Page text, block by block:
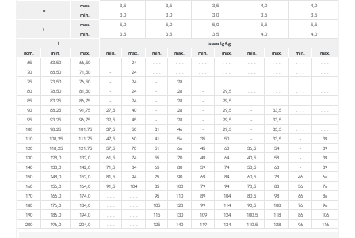
n
max. 3,5 3,5 3,5 4,0
4,0
min.
3,0 3,0 3,0 3,5
3,5
t
max. 5,0 5,0 5,0 5,5
5,5
min.
3,5 3,5 3,5 4,0
4,0
l
ls and lg f,g
nom.
min. max. min. max. min. max. min. max. min. max. min.
max.
65
63,50 66,50 - 24 . . . . . . . . . . . . . . . . . . . . .
. . .
70
68,50 71,50 - 24 . . . . . . . . . . . . . . . . . . . . .
. . .
75
73,50 76,50 - 24 - 28 . . . . . . . . . . . . . . .
. . .
80
78,50 81,50 - 24 - 28 - 29,5 . . . . . . . . .
. . .
85
83,25 86,75 - 24 - 28 - 29,5 . . . . . . . . .
. . .
90
88,25 91,75 27,5 40 - 28 - 29,5 - 33,5 . . .
. . .
95
93,25 96,75 32,5 45 - 28 - 29,5 - 33,5 . . .
. . .
100
98,25 101,75 37,5 50 31 46 - 29,5 - 33,5 . . .
. . .
110
108,25 111,75 47,5 60 41 56 35 50 - 33,5 -
39
120
118,25 121,75 57,5 70 51 66 45 60 36,5 54 -
39
130
128,0 132,0 61,5 74 55 70 49 64 40,5 58 -
39
140
138,0 142,0 71,5 84 65 80 59 74 50,5 68 -
39
150
148,0 152,0 81,5 94 75 90 69 84 60,5 78 46
66
160
156,0 164,0 91,5 104 85 100 79 94 70,5 88 56
76
170
166,0 174,0 . . . . . . 95 110 89 104 80,5 98 66
86
180
176,0 184,0 . . . . . . 105 120 99 114 90,5 108 76
96
190
186,0 194,0 . . . . . . 115 130 109 124 100,5 118 86
106
200
196,0 204,0 . . . . . . 125 140 119 134 110,5 128 96 116